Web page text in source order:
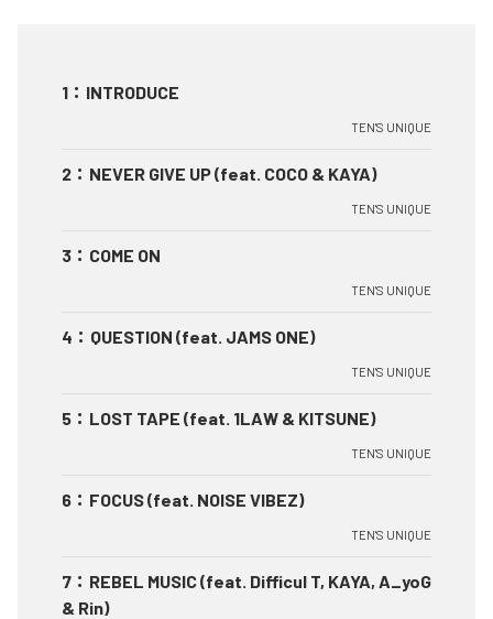
1 ： INTRODUCE
TEN'S UNIQUE
2 ： NEVER GIVE UP (feat. COCO & KAYA)
TEN'S UNIQUE
3 ： COME ON
TEN'S UNIQUE
4 ： QUESTION (feat. JAMS ONE)
TEN'S UNIQUE
5 ： LOST TAPE (feat. 1LAW & KITSUNE)
TEN'S UNIQUE
6 ： FOCUS (feat. NOISE VIBEZ)
TEN'S UNIQUE
7 ： REBEL MUSIC (feat. Difficul T, KAYA, A_yoG
& Rin)